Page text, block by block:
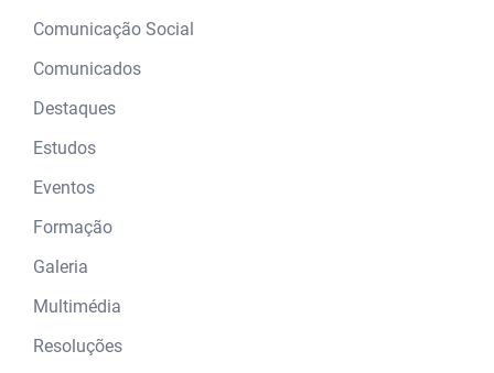
Comunicação Social
Comunicados
Destaques
Estudos
Eventos
Formação
Galeria
Multimédia
Resoluções